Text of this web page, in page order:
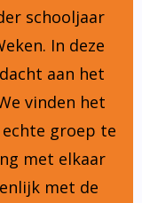
schooljaar
In deze
aan het
vinden het
groep te
met elkaar
met de